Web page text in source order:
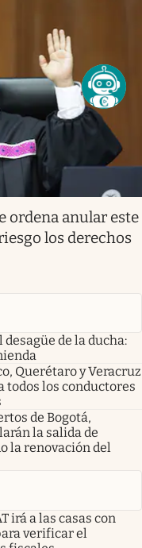
ordena anular este
los derechos
de la ducha:
Querétaro y Veracruz
todos los conductores
de Bogotá,
la salida de
la renovación del
irá a las casas con
verificar el